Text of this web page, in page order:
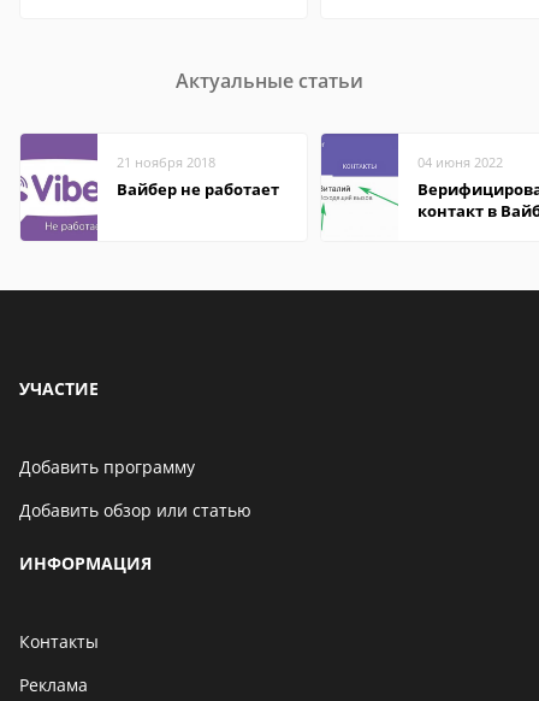
Актуальные статьи
21 ноября 2018
Вайбер не работает
04 июня 2022
контакт в
УЧАСТИЕ
Добавить программу
Добавить обзор или статью
ИНФОРМАЦИЯ
Контакты
Реклама